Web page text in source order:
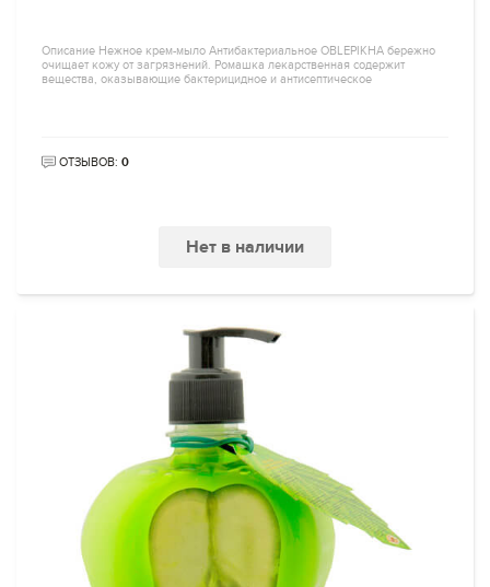
Описание Нежное крем-мыло Антибактериальное OBLEPIKHA бережно
очищает кожу от загрязнений. Ромашка лекарственная содержит
вещества, оказывающие бактерицидное и антисептическое
ОТЗЫВОВ: 0
Нет в наличии